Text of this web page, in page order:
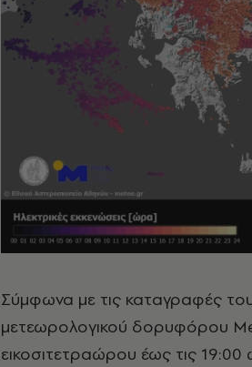
Σύμφωνα με τις καταγραφές
μετεωρολογικού δορυφόρου
εικοσιτετραώρου έως τις